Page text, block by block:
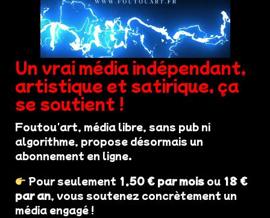
Un vrai média indépendant,
artistique et satirique, ça
se soutient !
Foutou'art, média libre, sans pub ni
algorithme, propose désormais un
abonnement en ligne.
Pour seulement 1,50 € par mois ou 18 €
par an, vous soutenez concrètement un
média engagé !